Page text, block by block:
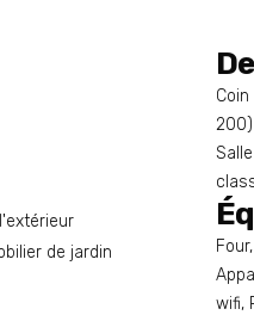
de jardin
200)
wifi,